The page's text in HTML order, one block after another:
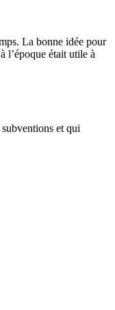
La bonne idée pour
l’époque était utile à
et qui